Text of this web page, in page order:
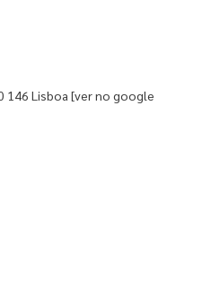
146 Lisboa[ver no google